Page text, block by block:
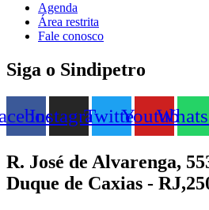
Agenda
Área restrita
Fale conosco
Siga o Sindipetro
InstagramTwitterYoutube
R. José de Alvarenga,
Duque de Caxias -